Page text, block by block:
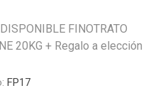
FINOTRATO
20KG + Regalo a elección
FP17